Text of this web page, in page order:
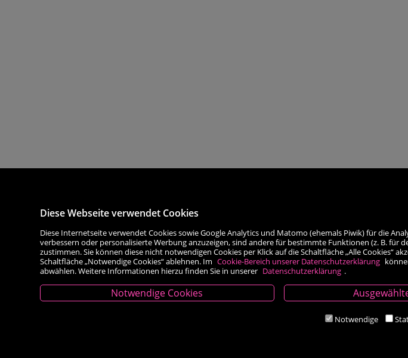
Diese Webseite verwendet Cookies
Diese Internetseite verwendet Cookies sowie Google Analytics und Matomo (ehemals Piwik) für die
verbessern oder personalisierte Werbung anzuzeigen, sind andere für bestimmte Funktionen (z. B.
zustimmen. Sie können diese nicht notwendigen Cookies per Klick auf die Schaltfläche „Alle Cookies“
Schaltfläche „Notwendige Cookies“ ablehnen. Im Cookie-Bereich unserer Datenschutzerklärung
abwählen. Weitere Informationen hierzu finden Sie in unserer Datenschutzerklärung .
Notwendige Cookies
Notwendige